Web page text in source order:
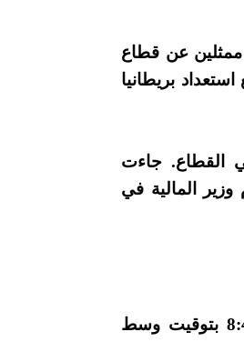
ممثلين عن قطاع
بريطانيا
القطاع. جاءت
المالية في
انخفض الجنيه بنسبة 0.65 ٪ مقابل الدولار وذهب ل 1.19888 الساعة 8:49 بتوقيت وسط